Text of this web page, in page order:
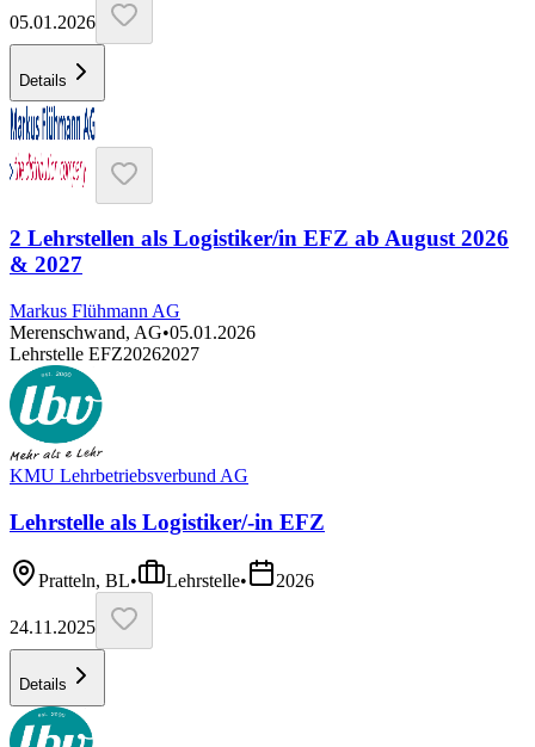
05.01.2026
Details
2 Lehrstellen als Logistiker/in EFZ ab August 2026
& 2027
Markus Flühmann AG
Merenschwand, AG•05.01.2026
Lehrstelle EFZ20262027
KMU Lehrbetriebsverbund AG
Lehrstelle als Logistiker/-in EFZ
Pratteln, BL• Lehrstelle• 2026
24.11.2025
Details